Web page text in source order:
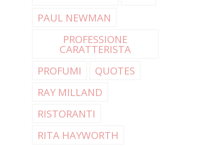
PAUL NEWMAN
PROFESSIONE
CARATTERISTA
PROFUMI
QUOTES
RAY MILLAND
RISTORANTI
RITA HAYWORTH